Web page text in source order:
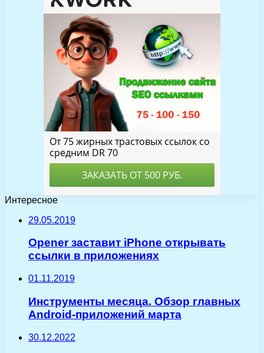
Интересное
29.05.2019
Opener заставит iPhone открывать
ссылки в приложениях
01.11.2019
Инструменты месяца. Обзор главных
Android-приложений марта
30.12.2022